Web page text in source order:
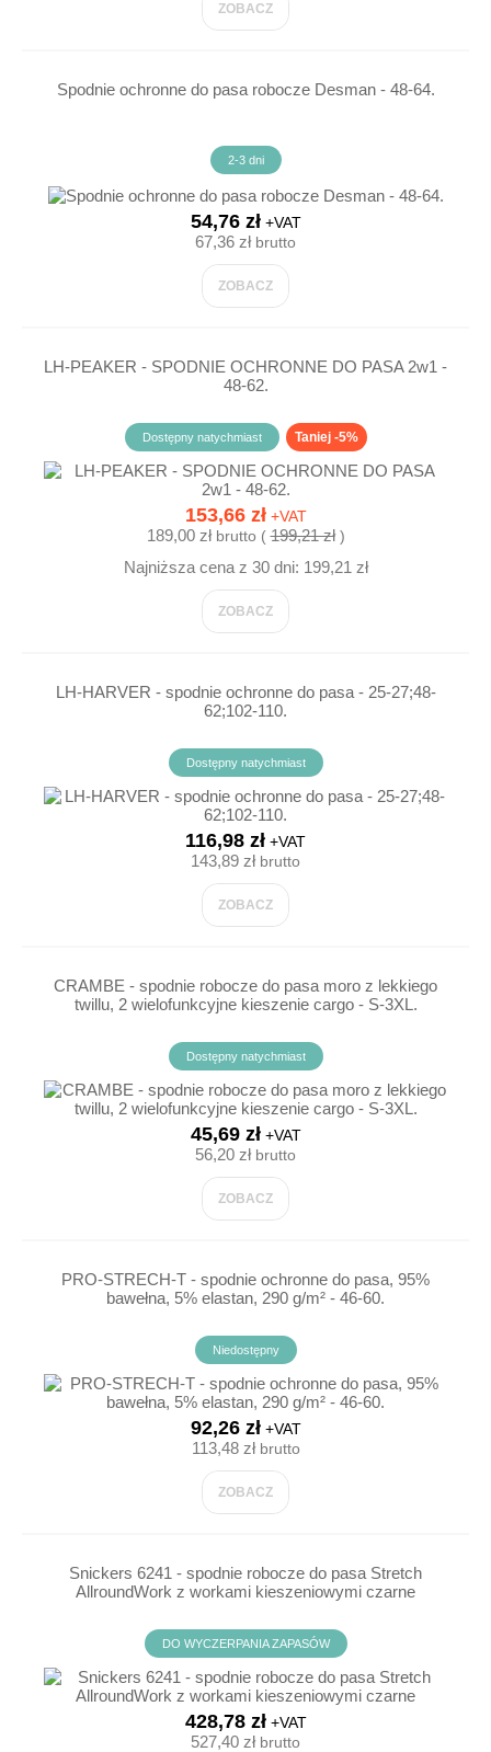
ZOBACZ
Spodnie ochronne do pasa robocze Desman - 48-64.
2-3 dni
54,76 zł+VAT
67,36 złbrutto
ZOBACZ
LH-PEAKER - SPODNIE OCHRONNE DO PASA 2w1 -
48-62.
Dostępny natychmiast Taniej -5%
153,66 zł+VAT
189,00 złbrutto (199,21 zł)
Najniższa cena z 30 dni: 199,21 zł
ZOBACZ
LH-HARVER - spodnie ochronne do pasa - 25-27;48-
62;102-110.
Dostępny natychmiast
116,98 zł +VAT
143,89 złbrutto
ZOBACZ
CRAMBE - spodnie robocze do pasa moro z lekkiego
twillu, 2 wielofunkcyjne kieszenie cargo - S-3XL.
Dostępny natychmiast
45,69 zł+VAT
56,20 złbrutto
ZOBACZ
PRO-STRECH-T - spodnie ochronne do pasa, 95%
bawełna, 5% elastan, 290 g/m² - 46-60.
Niedostępny
92,26 zł+VAT
113,48 złbrutto
ZOBACZ
Snickers 6241 - spodnie robocze do pasa Stretch
AllroundWork z workami kieszeniowymi czarne
DO WYCZERPANIA ZAPASÓW
428,78 zł+VAT
527,40 złbrutto